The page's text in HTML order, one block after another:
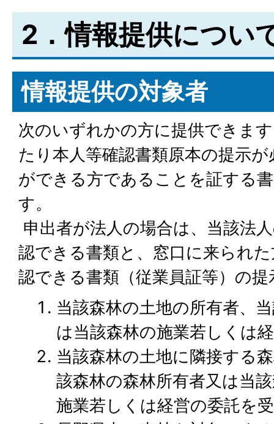
2．情報提供につい
情報提供の対象者
次のいずれかの方に提供できま
たり本人等確認書類原本の提示
ができる方であることを証する
す。
申出者が法人の場合は、当該法
認できる書類と、窓口に来られ
認できる書類（従業員証等）の
当該森林の土地の所有者、
は当該森林の施業若しくは
当該森林の土地に隣接する
該森林の森林所有者又は当
施業若しくは経営の委託を